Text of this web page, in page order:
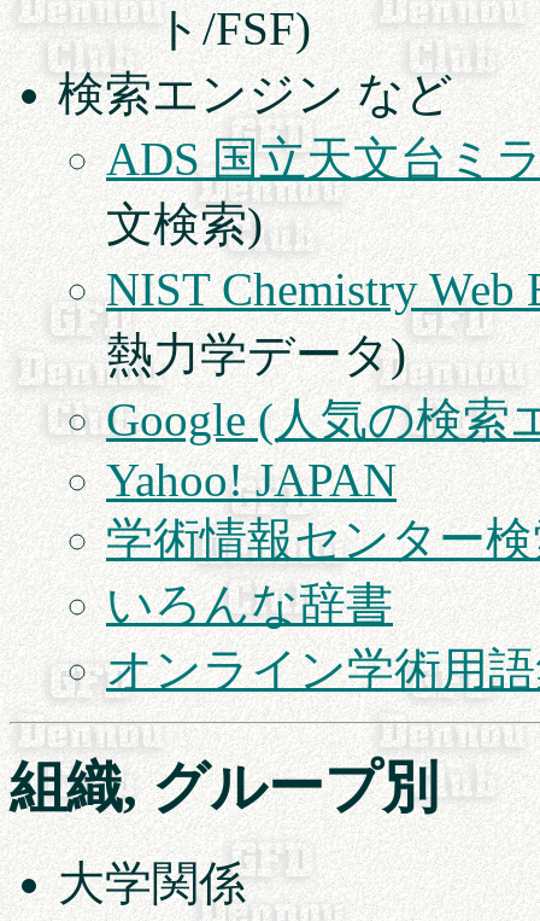
ト/FSF)
検索エンジン など
ADS 国立天文台ミ
文検索)
NIST Chemistry Web
熱力学データ)
Google (人気の検索
Yahoo! JAPAN
学術情報センター
いろんな辞書
オンライン学術用
組織, グループ別
大学関係